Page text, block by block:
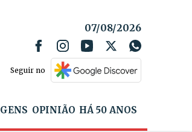
07/08/2026
Seguir no
OPINIÃO HÁ 50 ANOS